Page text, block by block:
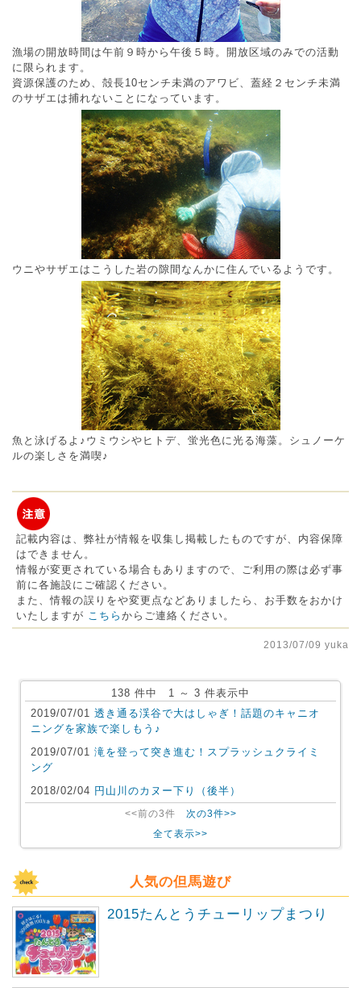
漁場の開放時間は午前９時から午後５時。開放区域のみでの活動
に限られます。
資源保護のため、殻長10センチ未満のアワビ、蓋経２センチ未満
のサザエは捕れないことになっています。
ウニやサザエはこうした岩の隙間なんかに住んでいるようです。
魚と泳げるよ♪ウミウシやヒトデ、蛍光色に光る海藻。シュノーケ
ルの楽しさを満喫♪
記載内容は、弊社が情報を収集し掲載したものですが、内容保障
はできません。
情報が変更されている場合もありますので、ご利用の際は必ず事
前に各施設にご確認ください。
また、情報の誤りをや変更点などありましたら、お手数をおかけ
いたしますが こちら からご連絡ください。
2013/07/09 yuka
138 件中 1 ～ 3 件表示中
2019/07/01 透き通る渓谷で大はしゃぎ！話題のキャニオ
ニングを家族で楽しもう♪
2019/07/01 滝を登って突き進む！スプラッシュクライミ
ング
2018/02/04 円山川のカヌー下り（後半）
<<前の3件
次の3件>>
全て表示>>
人気の但馬遊び
2015たんとうチューリップまつり